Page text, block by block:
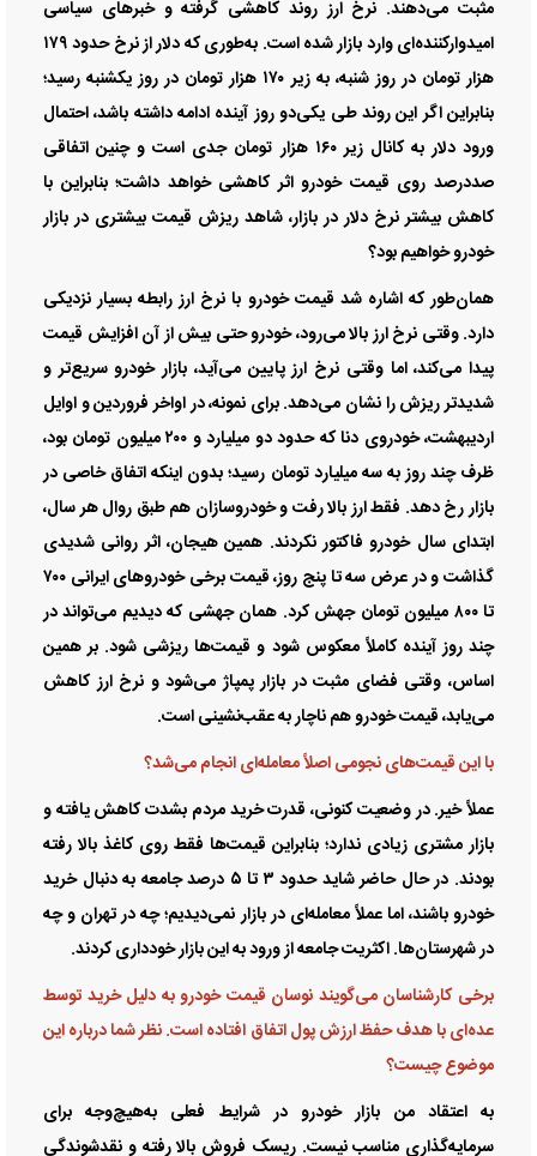
مثبت می‌دهند. نرخ ارز روند کاهشی گرفته و خبر‌های سیاسی
امیدوارکننده‌ای وارد بازار شده است. به‌طوری که دلار از نرخ حدود ۱۷۹
هزار تومان در روز شنبه، به زیر ۱۷۰ هزار تومان در روز یکشنبه رسید؛
بنابراین اگر این روند طی یکی‌دو روز آینده ادامه داشته باشد، احتمال
ورود دلار به کانال زیر ۱۶۰ هزار تومان جدی است و چنین اتفاقی
صددرصد روی قیمت خودرو اثر کاهشی خواهد داشت؛ بنابراین با
کاهش بیشتر نرخ دلار در بازار، شاهد ریزش قیمت بیشتری در بازار
خودرو خواهیم بود؟
همان‌طور که اشاره شد قیمت خودرو با نرخ ارز رابطه بسیار نزدیکی
دارد. وقتی نرخ ارز بالا می‌رود، خودرو حتی بیش از آن افزایش قیمت
پیدا می‌کند، اما وقتی نرخ ارز پایین می‌آید، بازار خودرو سریع‌تر و
شدیدتر ریزش را نشان می‌دهد. برای نمونه، در اواخر فروردین و اوایل
اردیبهشت، خودروی دنا که حدود دو میلیارد و ۲۰۰ میلیون تومان بود،
ظرف چند روز به سه میلیارد تومان رسید؛ بدون اینکه اتفاق خاصی در
بازار رخ دهد. فقط ارز بالا رفت و خودروسازان هم طبق روال هر سال،
ابتدای سال خودرو فاکتور نکردند. همین هیجان، اثر روانی شدیدی
گذاشت و در عرض سه تا پنج روز، قیمت برخی خودرو‌های ایرانی ۷۰۰
تا ۸۰۰ میلیون تومان جهش کرد. همان جهشی که دیدیم می‌تواند در
چند روز آینده کاملاً معکوس شود و قیمت‌ها ریزشی شود. بر همین
اساس، وقتی فضای مثبت در بازار پمپاژ می‌شود و نرخ ارز کاهش
می‌یابد، قیمت خودرو هم ناچار به عقب‌نشینی است.
با این قیمت‌های نجومی اصلاً معامله‌ای انجام می‌شد؟
عملاً خیر. در وضعیت کنونی، قدرت خرید مردم بشدت کاهش یافته و
بازار مشتری زیادی ندارد؛ بنابراین قیمت‌ها فقط روی کاغذ بالا رفته
بودند. در حال حاضر شاید حدود ۳ تا ۵ درصد جامعه به دنبال خرید
خودرو باشند، اما عملاً معامله‌ای در بازار نمی‌دیدیم؛ چه در تهران و چه
در شهرستان‌ها. اکثریت جامعه از ورود به این بازار خودداری کردند.
برخی کارشناسان می‌گویند نوسان قیمت خودرو به دلیل خرید توسط
عده‌ای با هدف حفظ ارزش پول اتفاق افتاده است. نظر شما درباره این
موضوع چیست؟
به اعتقاد من بازار خودرو در شرایط فعلی به‌هیچ‌وجه برای
سرمایه‌گذاری مناسب نیست. ریسک فروش بالا رفته و نقدشوندگی